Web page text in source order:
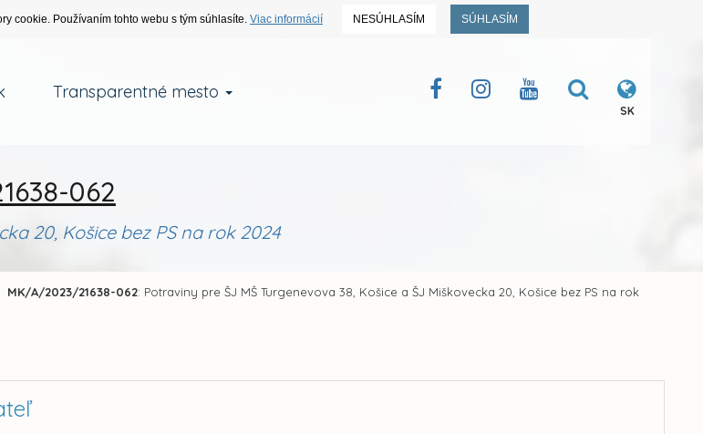
cookie. Používaním tohto webu s tým súhlasíte. Viac informácií NESÚHLASÍM SÚHLASÍM
Transparentné mesto
SK
062
20, Košice bez PS na rok 2024
MK/A/2023/21638-062: Potraviny pre ŠJ MŠ Turgenevova 38, Košice a ŠJ Miškovecka 20, Košice bez PS na rok